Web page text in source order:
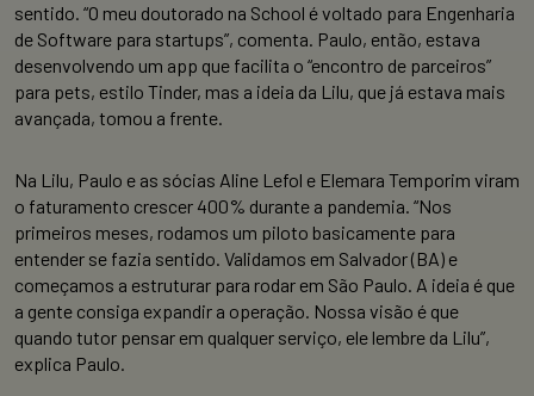
sentido. “O meu doutorado na School é voltado para Engenharia
de Software para startups”, comenta. Paulo, então, estava
desenvolvendo um app que facilita o “encontro de parceiros”
para pets, estilo Tinder, mas a ideia da Lilu, que já estava mais
avançada, tomou a frente.
Na Lilu, Paulo e as sócias Aline Lefol e Elemara Temporim viram
o faturamento crescer 400% durante a pandemia. “Nos
primeiros meses, rodamos um piloto basicamente para
entender se fazia sentido. Validamos em Salvador (BA) e
começamos a estruturar para rodar em São Paulo. A ideia é que
a gente consiga expandir a operação. Nossa visão é que
quando tutor pensar em qualquer serviço, ele lembre da Lilu”,
explica Paulo.